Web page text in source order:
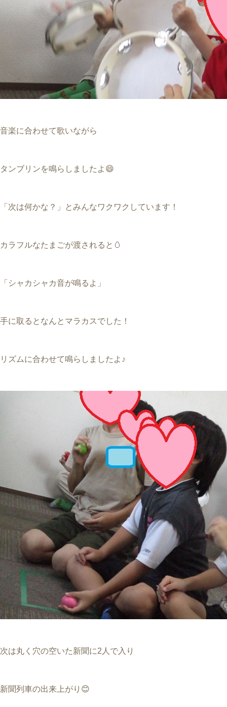
音楽に合わせて歌いながら
タンブリンを鳴らしましたよ😄
「次は何かな？」とみんなワクワクしています！
カラフルなたまごが渡されると🥚
「シャカシャカ音が鳴るよ」
手に取るとなんとマラカスでした！
リズムに合わせて鳴らしましたよ♪
次は丸く穴の空いた新聞に2人で入り
新聞列車の出来上がり😊